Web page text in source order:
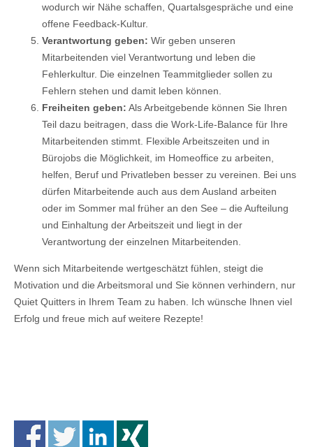
wodurch wir Nähe schaffen, Quartalsgespräche und eine
offene Feedback-Kultur.
Verantwortung geben: Wir geben unseren
Mitarbeitenden viel Verantwortung und leben die
Fehlerkultur. Die einzelnen Teammitglieder sollen zu
Fehlern stehen und damit leben können.
Freiheiten geben: Als Arbeitgebende können Sie Ihren
Teil dazu beitragen, dass die Work-Life-Balance für Ihre
Mitarbeitenden stimmt. Flexible Arbeitszeiten und in
Bürojobs die Möglichkeit, im Homeoffice zu arbeiten,
helfen, Beruf und Privatleben besser zu vereinen. Bei uns
dürfen Mitarbeitende auch aus dem Ausland arbeiten
oder im Sommer mal früher an den See – die Aufteilung
und Einhaltung der Arbeitszeit und liegt in der
Verantwortung der einzelnen Mitarbeitenden.
Wenn sich Mitarbeitende wertgeschätzt fühlen, steigt die
Motivation und die Arbeitsmoral und Sie können verhindern, nur
Quiet Quitters in Ihrem Team zu haben. Ich wünsche Ihnen viel
Erfolg und freue mich auf weitere Rezepte!